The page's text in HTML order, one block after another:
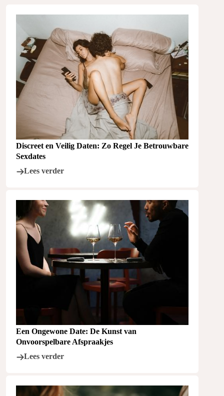
Discreet en Veilig Daten: Zo Regel Je Betrouwbare
Sexdates
Lees verder
Een Ongewone Date: De Kunst van
Onvoorspelbare Afspraakjes
Lees verder